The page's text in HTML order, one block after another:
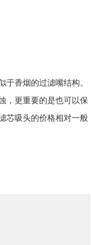
香烟的过滤嘴结构。
，更重要的是也可以保
芯吸头的价格相对一般